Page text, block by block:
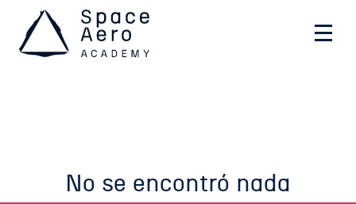
Space Aero Academy
No se encontró nada